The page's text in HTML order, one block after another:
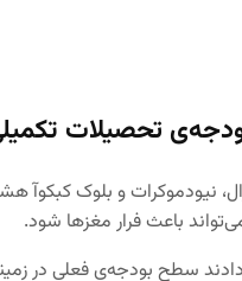
تحصیلات
نیودموکرات و بلوک
باعث فرار مغزها شود.
سطح بودجه‌ی فعلی در